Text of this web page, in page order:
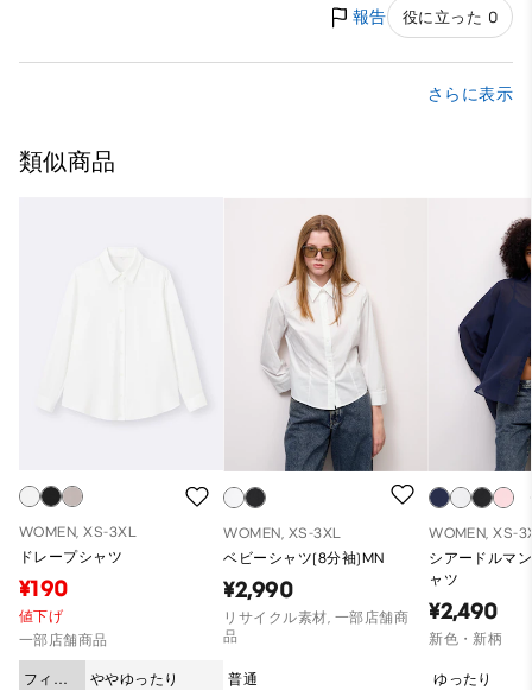
報告 役に立った 0
さらに表示
類似商品
WOMEN, XS-3XL
ドレープシャツ
¥190
値下げ
一部店舗商品
フィッ
ややゆったり
WOMEN, XS-3XL
ベビーシャツ(8分袖)MN
¥2,990
リサイクル素材, 一部店舗商
品
普通
WOMEN, XS-
シアードルマ
ャツ
¥2,490
新色・新柄
ゆったり